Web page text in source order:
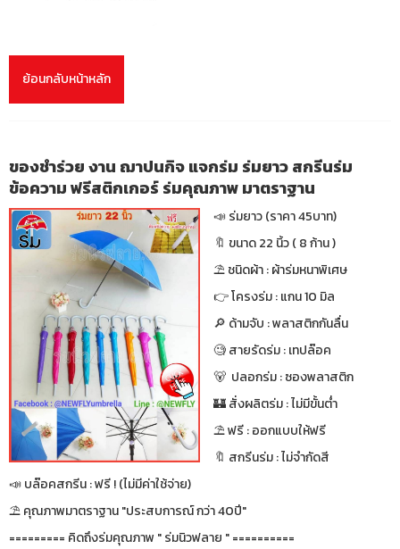
ย้อนกลับหน้าหลัก
ของชำร่วย งาน ฌาปนกิจ แจกร่ม ร่มยาว สกรีนร่ม
ข้อความ ฟรีสติกเกอร์ ร่มคุณภาพ มาตราฐาน
📣 ร่มยาว (ราคา 45บาท)
🔖 ขนาด 22 นิ้ว ( 8 ก้าน )
⛱ ชนิดผ้า : ผ้าร่มหนาพิเศษ
👉 โครงร่ม : แกน 10 มิล
🔎 ด้ามจับ : พลาสติกกันลื่น
🧐 สายรัดร่ม : เทปล๊อค
🐻 ปลอกร่ม : ซองพลาสติก
🏰 สั่งผลิตร่ม : ไม่มีขั้นต่ำ
⛱ ฟรี : ออกแบบให้ฟรี
🔖 สกรีนร่ม : ไม่จำกัดสี
📣 บล๊อคสกรีน : ฟรี ! (ไม่มีค่าใช้จ่าย)
⛱ คุณภาพมาตราฐาน "ประสบการณ์ กว่า 40ปี"
========= คิดถึงร่มคุณภาพ " ร่มนิวฟลาย " ==========